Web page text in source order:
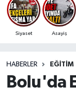
Siyaset Asayiş
HABERLER EĞITIM
Bolu'da
Bolu
Süper Lig